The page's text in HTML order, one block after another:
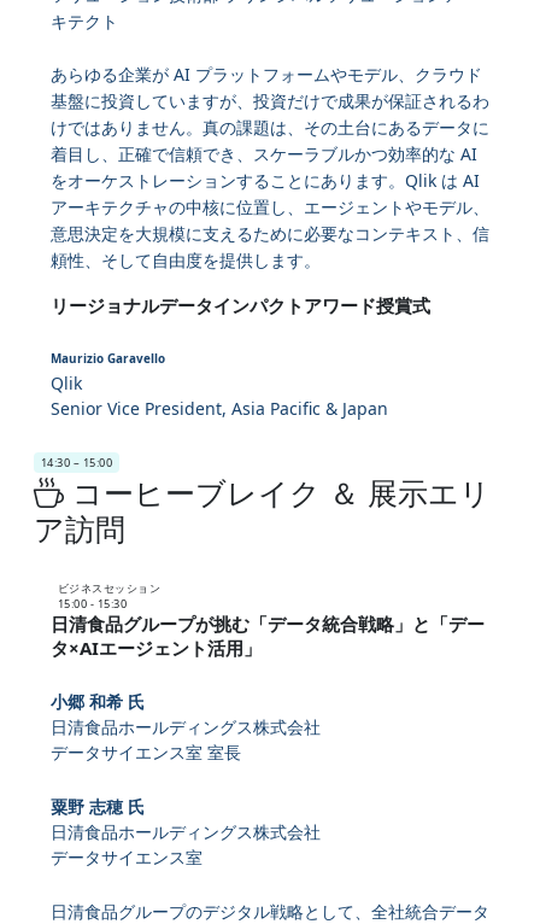
キテクト
あらゆる企業が AI プラットフォームやモデル、クラウド
基盤に投資していますが、投資だけで成果が保証されるわ
けではありません。真の課題は、その土台にあるデータに
着目し、正確で信頼でき、スケーラブルかつ効率的な AI
をオーケストレーションすることにあります。Qlik は AI
アーキテクチャの中核に位置し、エージェントやモデル、
意思決定を大規模に支えるために必要なコンテキスト、信
頼性、そして自由度を提供します。
リージョナルデータインパクトアワード授賞式
Maurizio Garavello
Qlik
Senior Vice President, Asia Pacific & Japan
14:30 – 15:00
コーヒーブレイク ＆ 展示エリ
ア訪問
ビジネスセッション
15:00 - 15:30
日清食品グループが挑む「データ統合戦略」と「デー
タ×AIエージェント活用」
小郷 和希 氏
日清食品ホールディングス株式会社
データサイエンス室 室長
粟野 志穂 氏
日清食品ホールディングス株式会社
データサイエンス室
日清食品グループのデジタル戦略として、全社統合データ